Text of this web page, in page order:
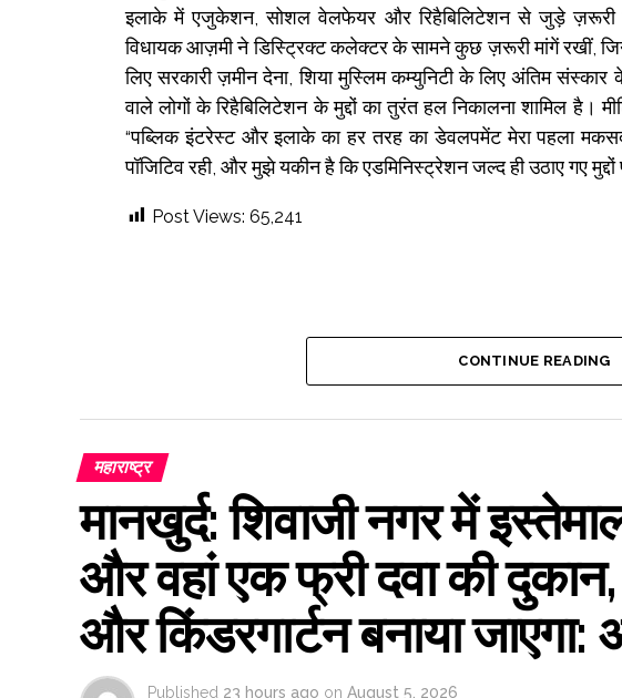
इलाके में एजुकेशन, सोशल वेलफेयर और रिहैबिलिटेशन से जुड़े ज़रूरी
विधायक आज़मी ने डिस्ट्रिक्ट कलेक्टर के सामने कुछ ज़रूरी मांगें रखीं,
लिए सरकारी ज़मीन देना, शिया मुस्लिम कम्युनिटी के लिए अंतिम
वाले लोगों के रिहैबिलिटेशन के मुद्दों का तुरंत हल निकालना शामिल है।
“पब्लिक इंटरेस्ट और इलाके का हर तरह का डेवलपमेंट मेरा पहला
पॉजिटिव रही, और मुझे यकीन है कि एडमिनिस्ट्रेशन जल्द ही उठाए गए
Post Views: 65,241
CONTINUE READING
महाराष्ट्र
मानखुर्द: शिवाजी नगर में
और वहां एक फ्री दवा की
और किंडरगार्टन बनाया
Published 23 hours ago on August 5, 2026